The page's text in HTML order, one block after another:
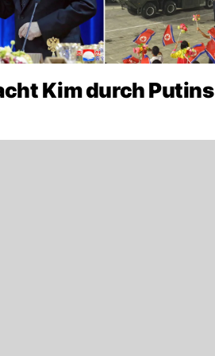
Kim durch Putins